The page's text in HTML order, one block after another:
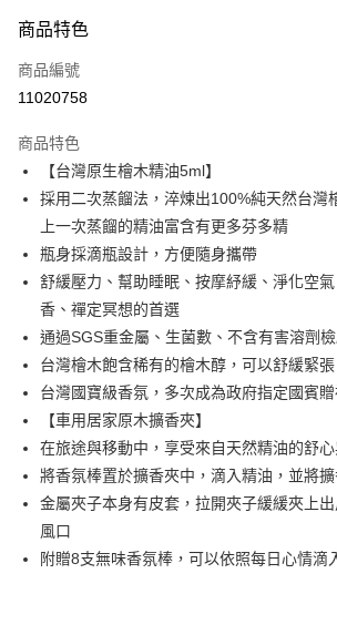
信用卡一次付款
LINE Pay
悠遊付
Google Pay
全盈+PAY
ATM付款
運送方式
每筆NT$80，滿NT$990(含以上)免運費
【免運費】
免運費
商品特色
商品編號
11020758
商品特色
【台灣原生檜木精油5ml】
採用二次蒸餾法，淬煉出100%純天然台灣
上一次蒸餾的精油富含有更多芬多精
瓶身採滴瓶設計，方便隨身攜帶
舒緩壓力、幫助睡眠、按摩紓緩、淨化空
香、禪定冥想的首選
通過SGS重金屬、生菌數、不含有害溶劑
台灣檜木飽含稀有的檜木醇，可以舒緩緊
台灣國寶級香氛，多次成為政府指定國賓
【車用居家原木擴香夾】
在旅途與移動中，享受來自天然精油的舒
將香氛棒置於擴香夾中，滴入精油，並將
金屬夾子本身有皮套，拉開夾子緩緩夾上
風口
附贈8支無味香氛棒，可以依照每日心情滴